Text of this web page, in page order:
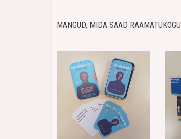
MÄNGUD, MIDA SAAD